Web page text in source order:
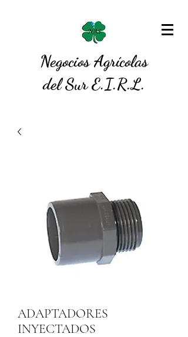
Negocios Agrícolas
del Sur E.I.R.L.
ADAPTADORES
INYECTADOS